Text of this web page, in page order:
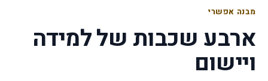
מבנה אפשרי
ארבע שכבות של למידה
ויישום